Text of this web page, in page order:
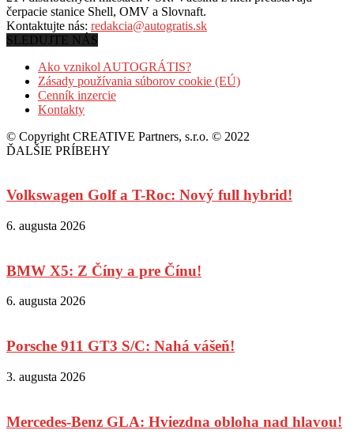
čerpacie stanice Shell, OMV a Slovnaft.
Kontaktujte nás: redakcia@autogratis.sk
SLEDUJTE NÁS
Ako vznikol AUTOGRÁTIS?
Zásady používania súborov cookie (EÚ)
Cenník inzercie
Kontakty
© Copyright CREATIVE Partners, s.r.o. © 2022
ĎALŠIE PRÍBEHY
Volkswagen Golf a T-Roc: Nový full hybrid!
6. augusta 2026
BMW X5: Z Číny a pre Čínu!
6. augusta 2026
Porsche 911 GT3 S/C: Nahá vášeň!
3. augusta 2026
Mercedes-Benz GLA: Hviezdna obloha nad hlavou!